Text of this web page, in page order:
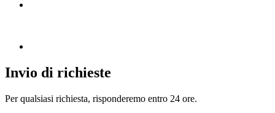
Invio di richieste
Per qualsiasi richiesta, risponderemo entro 24 ore.